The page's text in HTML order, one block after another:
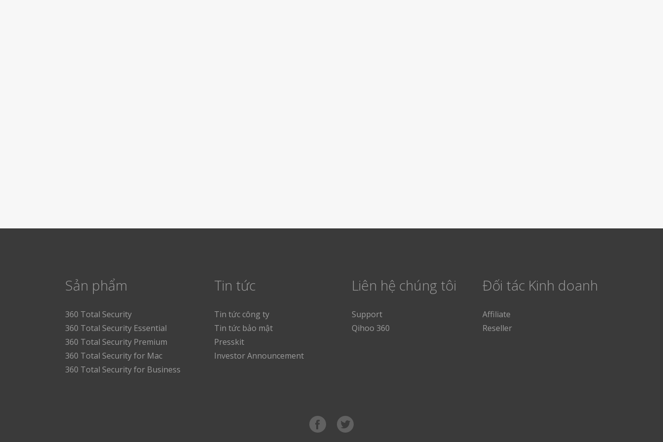
Sản phẩm
360 Total Security
360 Total Security Essential
360 Total Security Premium
360 Total Security for Mac
360 Total Security for Business
Tin tức
Tin tức công ty
Tin tức bảo mật
Presskit
Investor Announcement
Liên hệ chúng tôi
Support
Qihoo 360
Đối tác Kinh doanh
Affiliate
Reseller